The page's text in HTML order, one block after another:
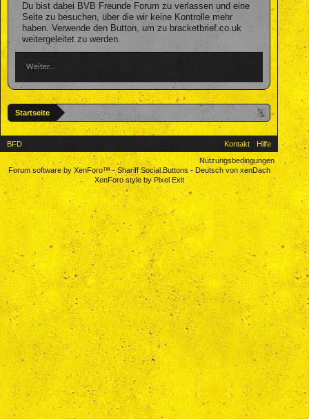
Du bist dabei BVB Freunde Forum zu verlassen und eine
Seite zu besuchen, über die wir keine Kontrolle mehr
haben. Verwende den Button, um zu bracketbrief.co.uk
weitergeleitet zu werden.
Weiter...
Startseite
BFD Kontakt
Hilfe
Nutzungsbedingungen
Forum software by XenForo™-Shariff Social Buttons- Deutsch von xenDach
XenForo style by Pixel Exit